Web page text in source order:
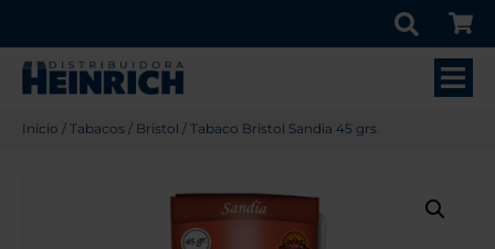
Inicio / Tabacos / Bristol / Tabaco Bristol Sandia 45 grs.